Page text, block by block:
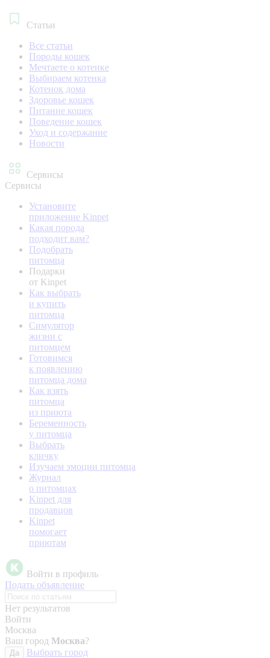
Статьи
Все статьи
Породы кошек
Мечтаете о котенке
Выбираем котенка
Котенок дома
Здоровье кошек
Питание кошек
Поведение кошек
Уход и содержание
Новости
Сервисы
Сервисы
Установите
приложение Kinpet
Какая порода
подходит вам?
Подобрать
питомца
Подарки
от Kinpet
Как выбрать
и купить
питомца
Симулятор
жизни с
питомцем
Готовимся
к появлению
питомца дома
Как взять
питомца
из приюта
Беременность
у питомца
Выбрать
кличку
Изучаем эмоции питомца
Журнал
о питомцах
Kinpet для
продавцов
Kinpet
помогает
приютам
Войти в профиль
Подать объявление
Нет результатов
Войти
Москва
Ваш город Москва?
Да
Выбрать город